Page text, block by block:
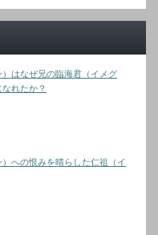
はなぜ兄の臨海君（イメグ
れたか？
への恨みを晴らした仁祖（イ